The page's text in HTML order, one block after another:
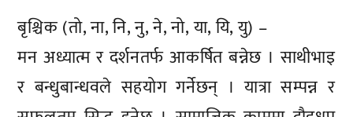
बृश्चिक (तो, ना, नि, नु, ने, नो, या, यि, यु) –
मन अध्यात्म र दर्शनतर्फ आकर्षित बन्नेछ । साथीभाइ
र बन्धुबान्धवले सहयोग गर्नेछन् । यात्रा सम्पन्न र